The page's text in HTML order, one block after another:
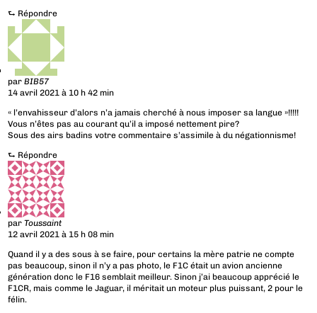
⮑ Répondre
parBIB57
14 avril 2021 à 10 h 42 min
« l’envahisseur d’alors n’a jamais cherché à nous imposer sa langue »!!!!!
Vous n’êtes pas au courant qu’il a imposé nettement pire?
Sous des airs badins votre commentaire s’assimile à du négationnisme!
⮑ Répondre
parToussaint
12 avril 2021 à 15 h 08 min
Quand il y a des sous à se faire, pour certains la mère patrie ne compte
pas beaucoup, sinon il n’y a pas photo, le F1C était un avion ancienne
génération donc le F16 semblait meilleur. Sinon j’ai beaucoup apprécié le
F1CR, mais comme le Jaguar, il méritait un moteur plus puissant, 2 pour le
félin.